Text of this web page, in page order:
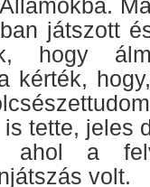
játszott
hogy
kérték,
tette, jeles
ahol a
volt.